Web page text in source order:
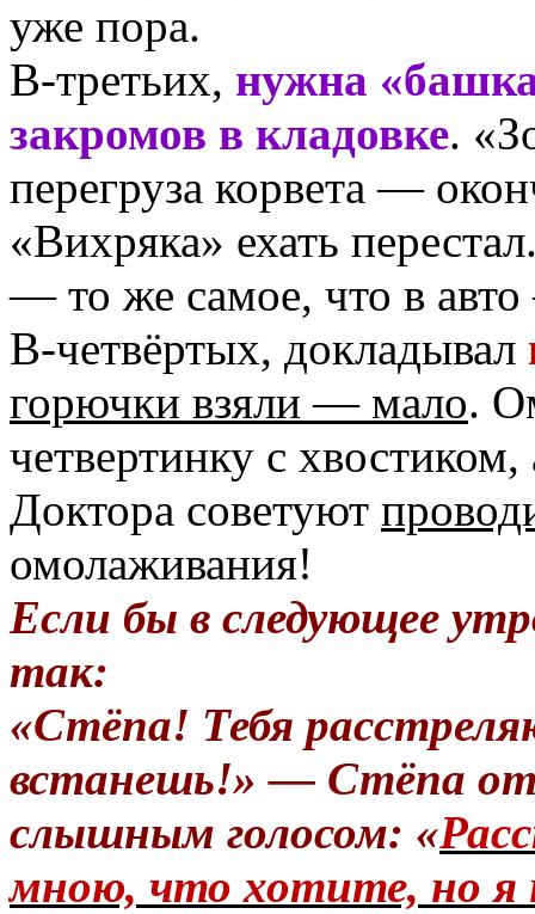
уже пора.
В-третьих, нужна
закромов в кладовке.
перегруза корвета —
«Вихряка» ехать
— то же самое, что в
В-четвёртых, докладывал
горючки взяли — мало.
четвертинку с
Доктора советуют
омолаживания!
Если бы в следующее
так:
«Стёпа! Тебя
встанешь!» — Стёпа
слышным голосом: «
мною, что хотите, но я